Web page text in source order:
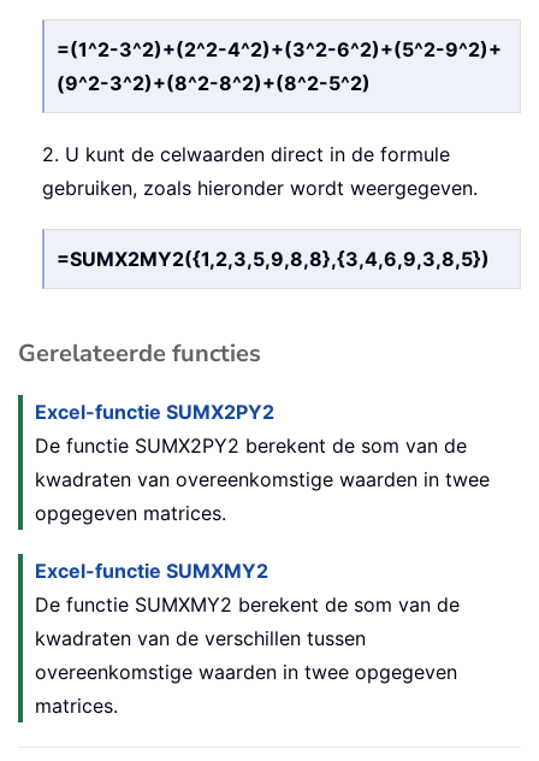
=(1^2-3^2)+(2^2-4^2)+(3^2-6^2)+(5^2-9^2)+
(9^2-3^2)+(8^2-8^2)+(8^2-5^2)
2. U kunt de celwaarden direct in de formule
gebruiken, zoals hieronder wordt weergegeven.
=SUMX2MY2({1,2,3,5,9,8,8},{3,4,6,9,3,8,5})
Gerelateerde functies
Excel-functie SUMX2PY2
De functie SUMX2PY2 berekent de som van de
kwadraten van overeenkomstige waarden in twee
opgegeven matrices.
Excel-functie SUMXMY2
De functie SUMXMY2 berekent de som van de
kwadraten van de verschillen tussen
overeenkomstige waarden in twee opgegeven
matrices.